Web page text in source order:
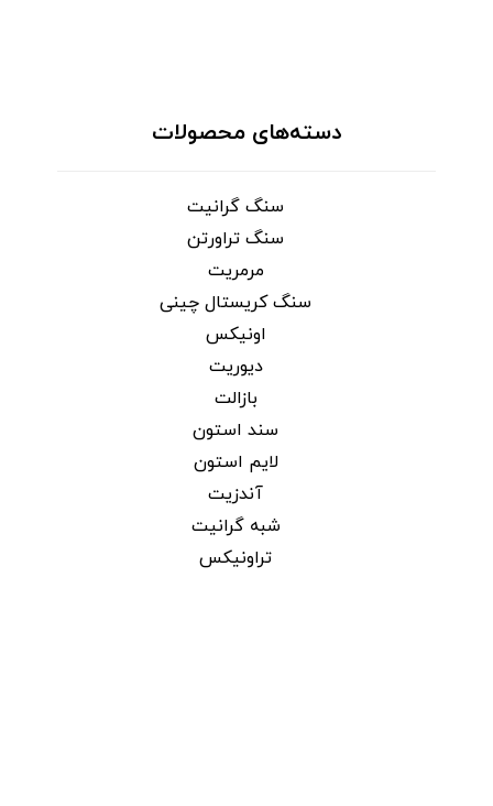
دسته‌های محصولات
سنگ گرانیت
سنگ تراورتن
مرمریت
سنگ کریستال چینی
اونیکس
دیوریت
بازالت
سند استون
لایم استون
آندزیت
شبه گرانیت
تراونیکس